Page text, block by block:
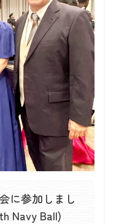
に参加しまし
Navy Ball)